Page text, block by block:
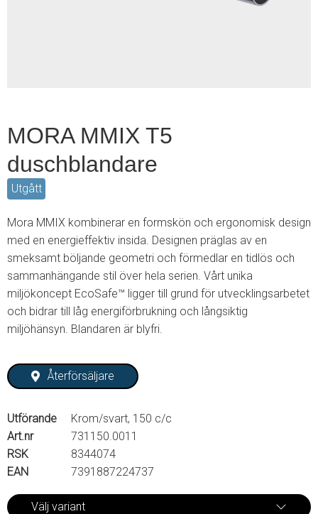
MORA MMIX T5
duschblandare
Utgått
Mora MMIX kombinerar en formskön och ergonomisk design
med en energieffektiv insida. Designen präglas av en
smeksamt böljande geometri och förmedlar en tidlös och
sammanhängande stil över hela serien. Vårt unika
miljökoncept EcoSafe™ ligger till grund för utvecklingsarbetet
och bidrar till låg energiförbrukning och långsiktig
miljöhänsyn. Blandaren är blyfri.
Återförsäljare
Utförande
Krom/svart, 150 c/c
Art.nr
731150.0011
RSK
8344074
EAN
7391887224737
Välj variant